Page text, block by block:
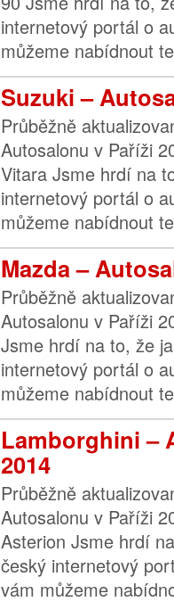
internetový portál o
můžeme nabídnout
Suzuki –
Průběžně
Autosalonu v Paříži
Vitara Jsme hrdí na
internetový portál o
můžeme nabídnout
Mazda –
Průběžně
Autosalonu v Paříži
Jsme hrdí na to, že
internetový portál o
můžeme nabídnout
Lamborghini –
2014
Průběžně
Autosalonu v Paříži
Asterion Jsme hrdí
český internetový
vám můžeme